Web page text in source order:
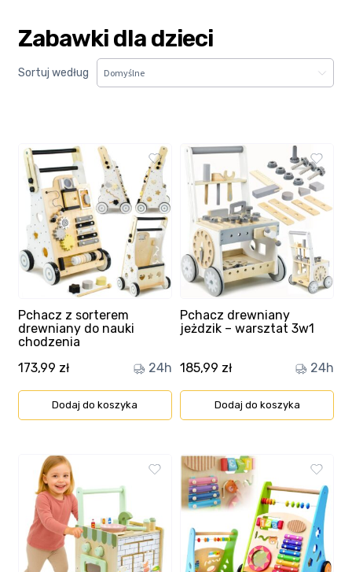
Kasa
Kontakt
Moje konto
Polityka prywatności
Program partnerski
Regulamin Klubu Zolta.pl
Regulamin sklepu
Ulubione
Wysyłka i płatność
Zabawki dla dzieci
Sortuj według
Pchacz z sorterem
drewniany do nauki
chodzenia
173,99 zł 24h
Dodaj do koszyka
Pchacz drewniany
jeżdzik – warsztat 3w1
185,99 zł 24h
Dodaj do koszyka